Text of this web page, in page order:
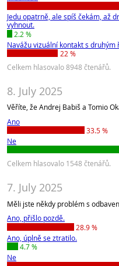
Jedu opatrně, ale spíš čekám, až
vyhnout.
2.2 %
Navážu vizuální kontakt s
22 %
Celkem hlasovalo 8948 čtenářů.
8. July 2025
Věříte, že Andrej Babiš a Tomio
Ano
33.5 %
Ne
Celkem hlasovalo 1548 čtenářů.
7. July 2025
Měli jste někdy problém s
Ano, přišlo pozdě.
28.9 %
Ano, úplně se ztratilo.
4.7 %
Ne